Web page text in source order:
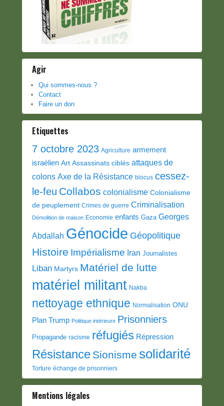
Agir
Qui sommes-nous ?
Contact
Faire un don
Etiquettes
7 octobre 2023 Agriculture armement
israélien Art Assassinats ciblés attaques de
colons Axe de la Résistance blocus cessez-
le-feu Collabos colonialisme Colonialisme
de peuplement Crimes de guerre Criminalisation
Démolition de maison Economie enfants Gaza Georges
Abdallah Génocide Géopolitique
Histoire Impérialisme Iran Journalistes
Liban Martyrs Matériel de lutte
matériel militant Nakba
nettoyage ethnique Normalisation ONU
Plan Trump Politique intérieure Prisonniers
Propagande racisme réfugiés Répression
Résistance Sionisme solidarité
Torture échange de prisonniers
Mentions légales